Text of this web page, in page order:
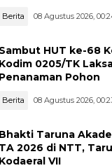
Berita 08 Agustus 2026,
Sambut HUT ke-68
Kodim 0205/TK
Penanaman Pohon
Berita 08 Agustus 2026,
Bhakti Taruna
TA 2026 di NTT,
Kodaeral VII